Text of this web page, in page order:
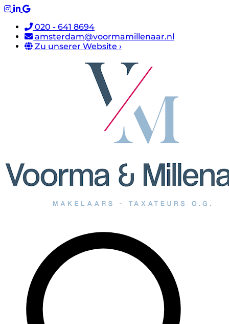
020 - 641 8694
amsterdam@voormamillenaar.nl
Zu unserer Website ›